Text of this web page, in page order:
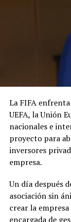
Tras saberse
lo que se valoró
emprendió viaje
participaba en
Antes, tanto el
como el propio
aseguraron que
tomada por el
Pero muchos en
incluido el
quien muchos
regrese cuanto
“Todo Brasil
rápido como la
Mundo que
La FIFA
UEFA, la Unión
nacionales e
proyecto para
inversores
empresa.
Un día después
asociación sin
crear la
encargada de